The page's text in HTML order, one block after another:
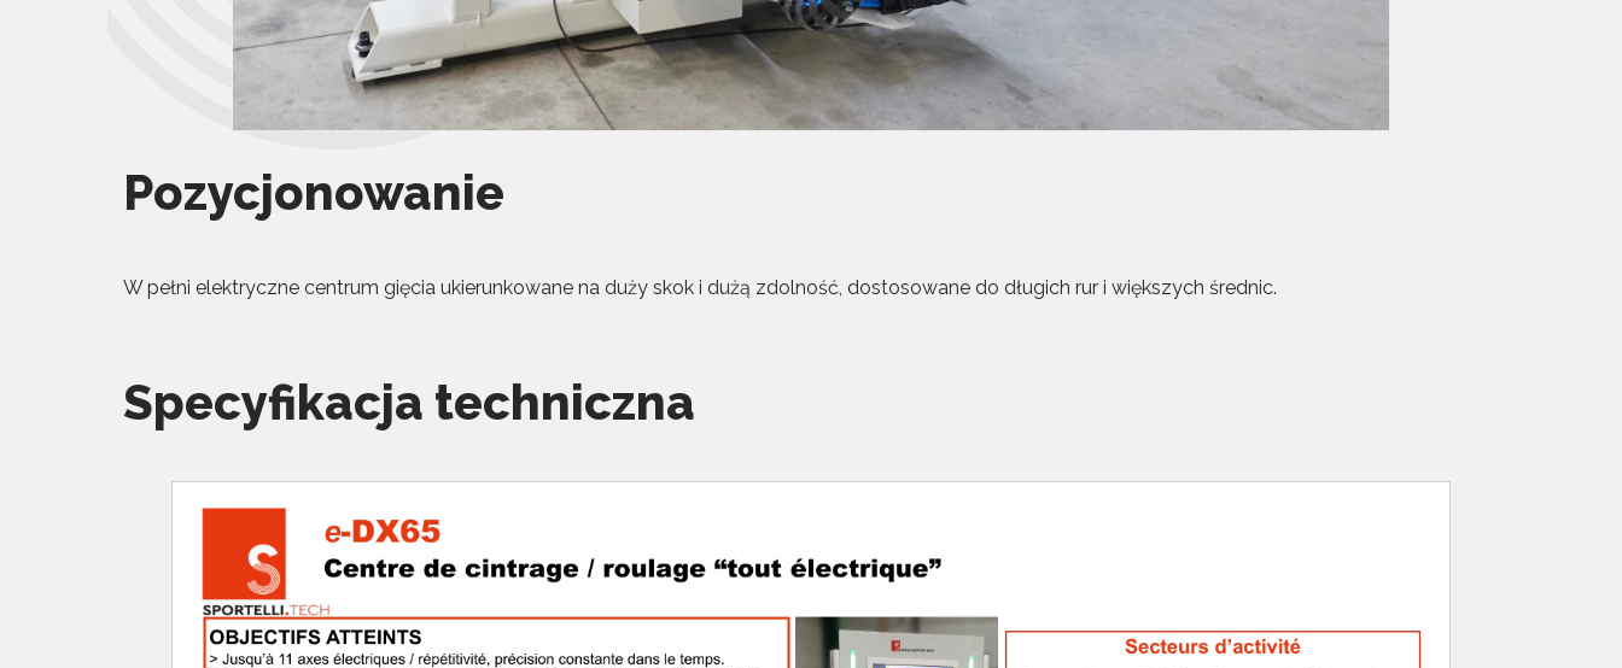
Pozycjonowanie
W pełni elektryczne centrum gięcia ukierunkowane na duży skok i dużą zdolność, dostosowane do długich rur i większych średnic.
Specyfikacja techniczna